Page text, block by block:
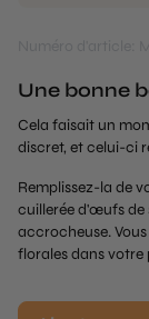
Une bonne
Cela faisait un
discret, et celui-ci
Remplissez-la de
cuillerée d'œufs de
accrocheuse.
florales dans votre